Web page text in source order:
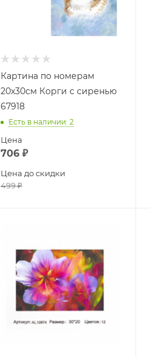
Картина по номерам
20х30см Корги с сиренью
67918
Есть в наличии: 2
Цена
706 ₽
Цена до скидки
499₽